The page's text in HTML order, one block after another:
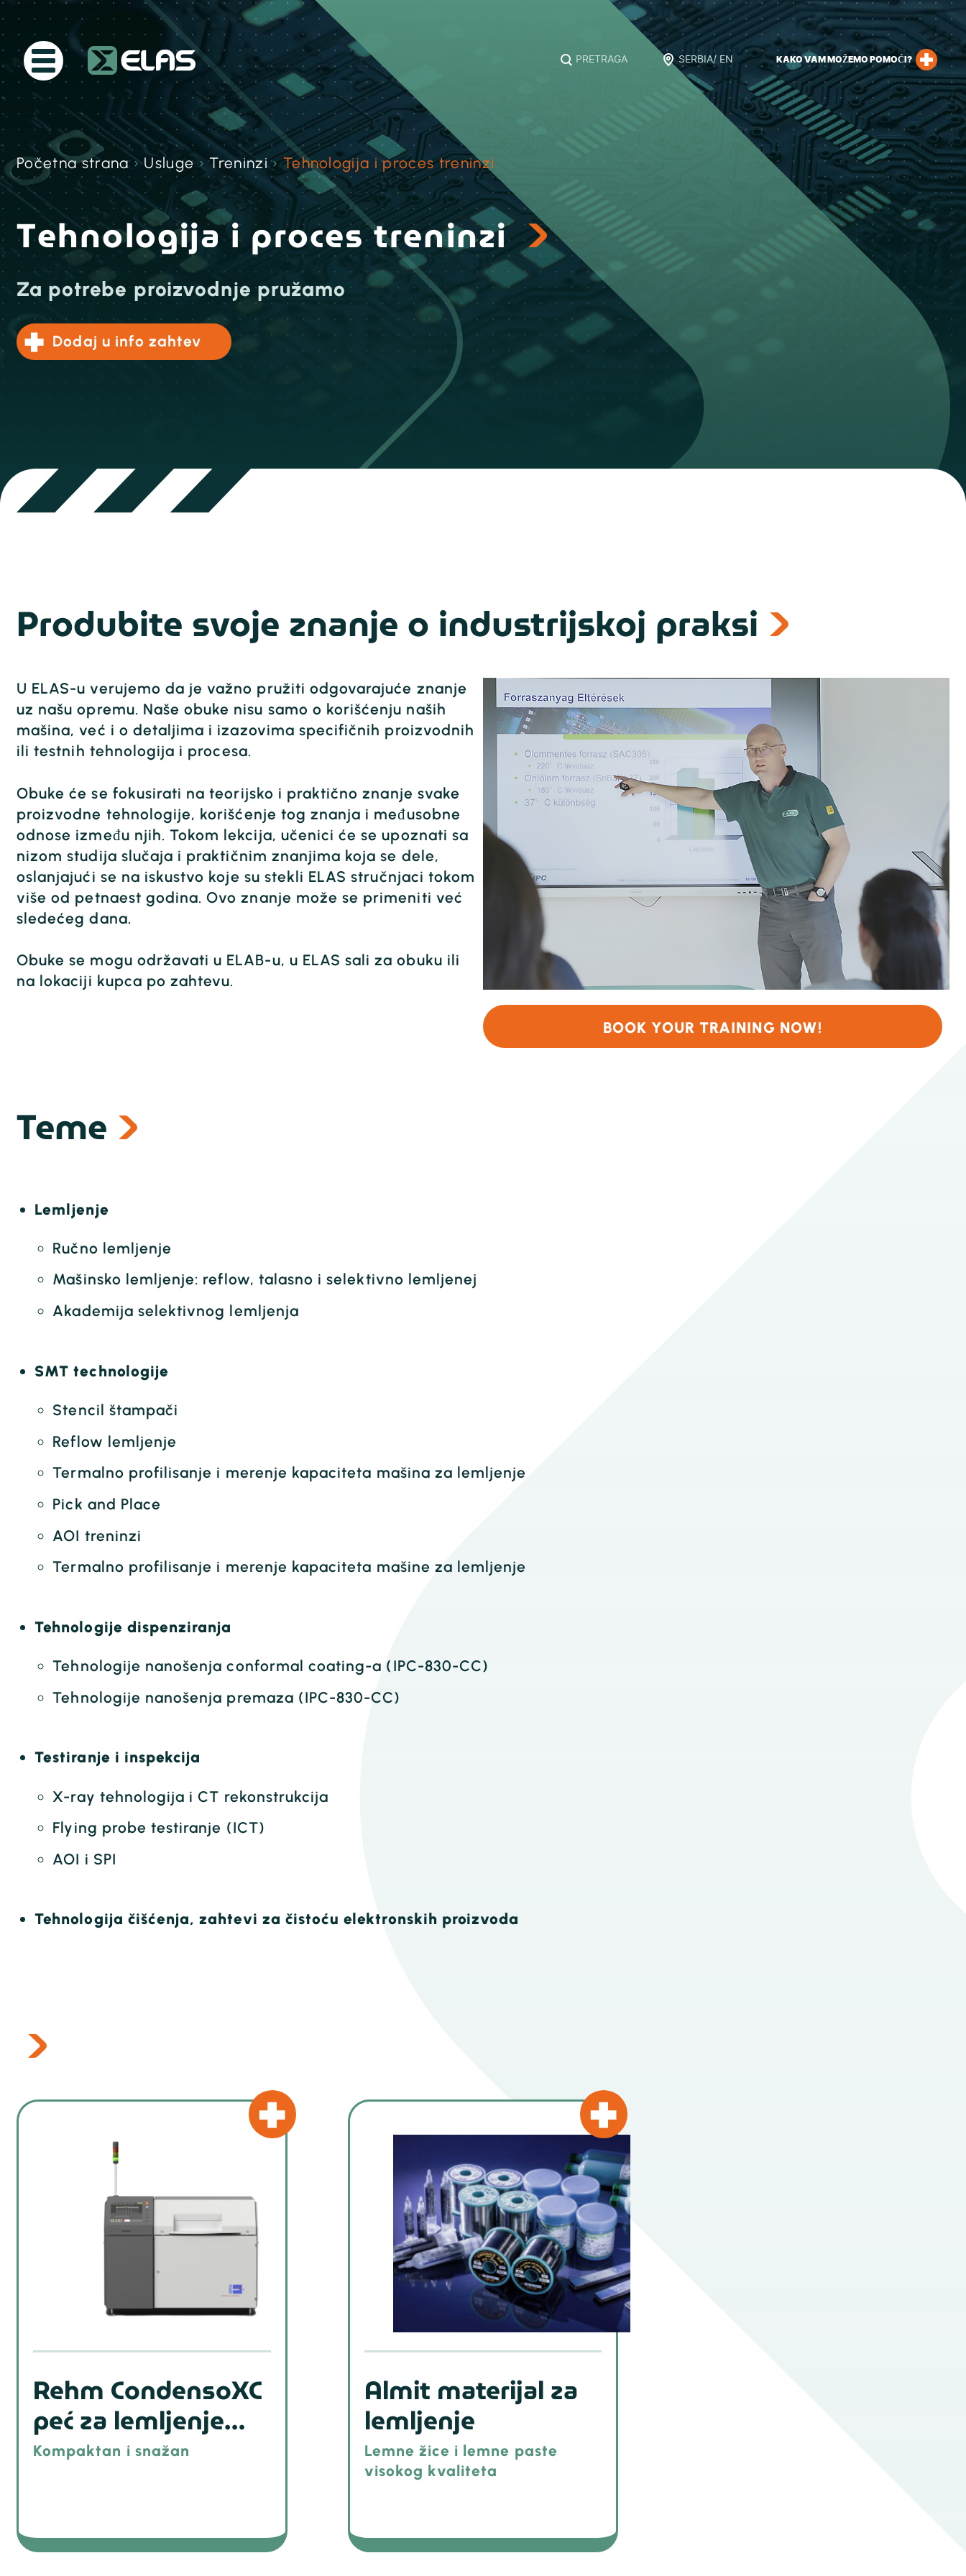
PRETRAGA SERBIA/ EN KAKO VAM MOŽEMO POMOĆI?
Početna strana›Usluge›Treninzi›Tehnologija i proces treninzi
Tehnologija i proces treninzi
Za potrebe proizvodnje pružamo
Dodaj u info zahtev
Produbite svoje znanje o industrijskoj praksi
U ELAS-u verujemo da je važno pružiti odgovarajuće znanje
uz našu opremu. Naše obuke nisu samo o korišćenju naših
mašina, već i o detaljima i izazovima specifičnih proizvodnih
ili testnih tehnologija i procesa.
Obuke će se fokusirati na teorijsko i praktično znanje svake
proizvodne tehnologije, korišćenje tog znanja i međusobne
odnose između njih. Tokom lekcija, učenici će se upoznati sa
nizom studija slučaja i praktičnim znanjima koja se dele,
oslanjajući se na iskustvo koje su stekli ELAS stručnjaci tokom
više od petnaest godina. Ovo znanje može se primeniti već
sledećeg dana.
Obuke se mogu održavati u ELAB-u, u ELAS sali za obuku ili
na lokaciji kupca po zahtevu.
BOOK YOUR TRAINING NOW!
Teme
Lemljenje
Ručno lemljenje
Mašinsko lemljenje: reflow, talasno i selektivno lemljenej
Akademija selektivnog lemljenja
SMT technologije
Stencil štampači
Reflow lemljenje
Termalno profilisanje i merenje kapaciteta mašina za lemljenje
Pick and Place
AOI treninzi
Termalno profilisanje i merenje kapaciteta mašine za lemljenje
Tehnologije dispenziranja
Tehnologije nanošenja conformal coating-a (IPC-830-CC)
Tehnologije nanošenja premaza (IPC-830-CC)
Testiranje i inspekcija
X-ray tehnologija i CT rekonstrukcija
Flying probe testiranje (ICT)
AOI i SPI
Tehnologija čišćenja, zahtevi za čistoću elektronskih proizvoda
Rehm CondensoXC
peć za lemljenje
metodom reflow u
Kompaktan i snažan
Almit materijal za
lemljenje
Lemne žice i lemne paste
visokog kvaliteta